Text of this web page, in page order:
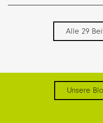
Alle 29
Unsere